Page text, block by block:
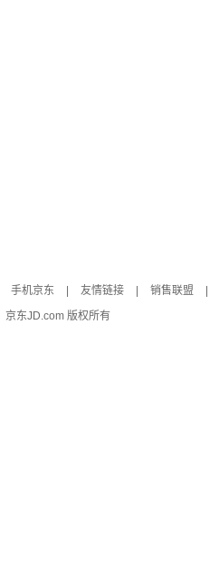
手机京东 友情链接 销售联盟
京东JD.com 版权所有